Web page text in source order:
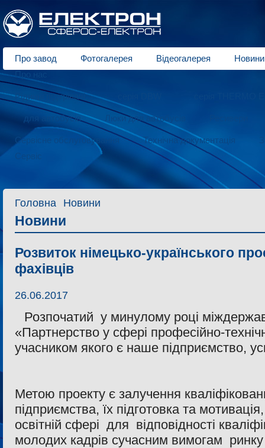
Про завод Фотогалерея
Відеогалерея
Про нас
Новини
Рідинні підігрівачі
для автобусів Люки для автобусів
Сервісне обслуговування Технічна документація
Сервіс
Головна Новини
Новини
Розвиток німецько-українського
фахівців
26.06.2017
Розпочатий у минулому році
«Партнерство у сфері професійно-
учасником якого є наше підприємство,
Метою проекту є залучення
підприємства, їх підготовка та
освітній сфері для відповідності
молодих кадрів сучасним вимогам ринку